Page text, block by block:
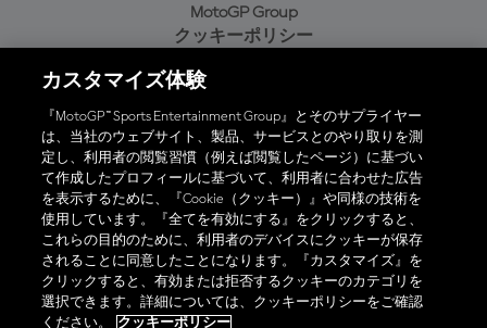
MotoGP Group
クッキーポリシー
プライバシーポリシー
購入ポリシー
オフィシャルアプリ
© 2026 MotoGP Sports Entertainment Group. 全著作権所有。全ての
カスタマイズ体験
『MotoGP™ Sports Entertainment Group』とそのサプライヤー
は、当社のウェブサイト、製品、サービスとのやり取りを測
定し、利用者の閲覧習慣（例えば閲覧したページ）に基づい
て作成したプロフィールに基づいて、利用者に合わせた広告
を表示するために、『Cookie（クッキー）』や同様の技術を
使用しています。『全てを有効にする』をクリックすると、
これらの目的のために、利用者のデバイスにクッキーが保存
されることに同意したことになります。『カスタマイズ』を
クリックすると、有効または拒否するクッキーのカテゴリを
選択できます。詳細については、クッキーポリシーをご確認
ください。
クッキーポリシー